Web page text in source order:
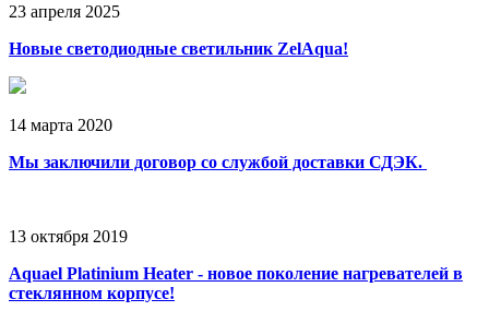
23 апреля 2025
Новые светодиодные светильник ZelAqua!
14 марта 2020
Мы заключили договор со службой доставки СДЭК.
13 октября 2019
Aquael Platinium Heater - новое поколение нагревателей в
стеклянном корпусе!